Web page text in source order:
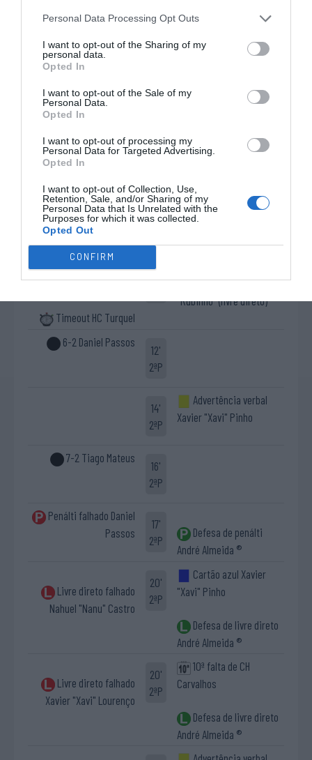
Personal Data Processing Opt Outs
I want to opt-out of the Sharing of my
personal data.
Opted In
I want to opt-out of the Sale of my
Personal Data.
Opted In
I want to opt-out of processing my
Personal Data for Targeted Advertising.
Opted In
I want to opt-out of Collection, Use,
Retention, Sale, and/or Sharing of my
Personal Data that Is Unrelated with the
Purposes for which it was collected.
Opted Out
CONFIRM
8'
2ªP
Cartão azul Ricardo
Advertência verbal
parado) Rúben Sousa
André Almeida ®
"Xavi" Lourenço
Defesa de livre direto
Diogo Almeida ®
9'
2ªP
Livre direto falhado
Albano Martinazzo
10ª falta de HC
Turquel
Timeout HC Turquel
5-2 Rúben Sousa
"Rubinho" (livre direto)
6-2 Daniel Passos
12'
2ªP
14'
2ªP
Advertência verbal
Xavier "Xavi" Pinho
7-2 Tiago Mateus
16'
2ªP
Penálti falhado Daniel
Passos
17'
2ªP
Defesa de penálti
André Almeida ®
Livre direto falhado
Nahuel "Nanu" Castro
20'
2ªP
Cartão azul Xavier
"Xavi" Pinho
Defesa de livre direto
André Almeida ®
Livre direto falhado
Xavier "Xavi" Lourenço
20'
2ªP
10ª falta de CH
Carvalhos
Defesa de livre direto
André Almeida ®